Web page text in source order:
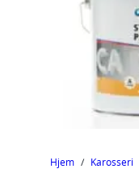
Hjem / Karosseri